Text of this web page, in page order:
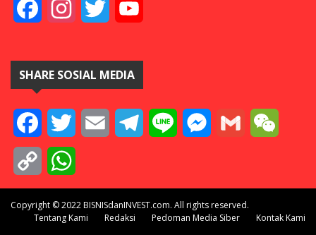
FacebookInstagramTwitter
SHARE SOSIAL MEDIA
FacebookTwitter Email TelegramLine Messenger
Gmail
Copy
Link
Copyright © 2022 BISNISdanINVEST.com. All rights reserved.
Tentang Kami
Redaksi Pedoman Media Siber Kontak Kami